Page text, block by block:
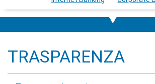
TRASPARENZA